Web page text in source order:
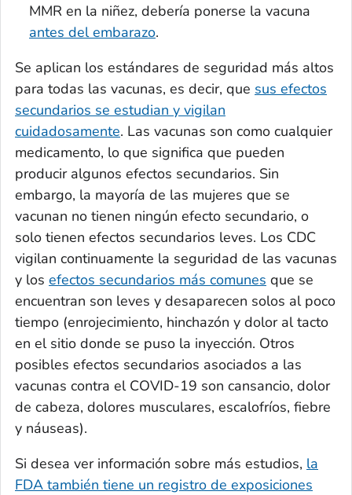
MMR en la niñez, debería ponerse la vacuna
antes del embarazo.
Se aplican los estándares de seguridad más altos
para todas las vacunas, es decir, que sus efectos
secundarios se estudian y vigilan
cuidadosamente. Las vacunas son como cualquier
medicamento, lo que significa que pueden
producir algunos efectos secundarios. Sin
embargo, la mayoría de las mujeres que se
vacunan no tienen ningún efecto secundario, o
solo tienen efectos secundarios leves. Los CDC
vigilan continuamente la seguridad de las vacunas
y los efectos secundarios más comunes que se
encuentran son leves y desaparecen solos al poco
tiempo (enrojecimiento, hinchazón y dolor al tacto
en el sitio donde se puso la inyección. Otros
posibles efectos secundarios asociados a las
vacunas contra el COVID-19 son cansancio, dolor
de cabeza, dolores musculares, escalofríos, fiebre
y náuseas).
Si desea ver información sobre más estudios, la
FDA también tiene un registro de exposiciones